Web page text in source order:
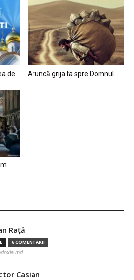
de
Aruncă grija ta spre Domnul…
Raţă
6 COMENTARII
Casian